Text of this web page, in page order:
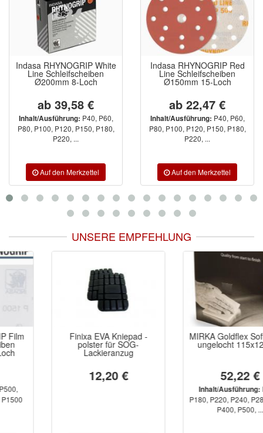
Indasa RHYNOGRIP White
Line Schleifscheiben
Ø200mm 8-Loch
ab 39,58 €
Inhalt/Ausführung: P40, P60,
P80, P100, P120, P150, P180,
P220, ...
Indasa RHYNOGRIP Red
Line Schleifscheiben
Ø150mm 15-Loch
ab 22,47 €
Inhalt/Ausführung: P40, P60,
P80, P100, P120, P150, P180,
P220, ...
UNSERE EMPFEHLUNG
Finixa EVA Kniepad -
polster für SOG-
Lackieranzug
MIRKA Goldflex Soft Rollen
ungelocht 115x125mm
Inhalt/Ausführung:P150,
P180, P220, P240, P280, P320,
P400, P500, ...